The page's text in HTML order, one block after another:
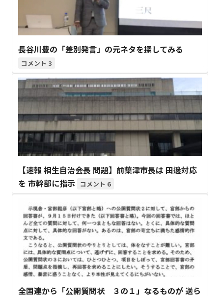
長谷川豊の「差別発言」の元ネタを探してみる
3
【速報 相生自治会長 問題】前葉津市長は 田邊対応
を 市幹部に指示
6
全国連から「公開質問状 ３の１」なるものが 送ら